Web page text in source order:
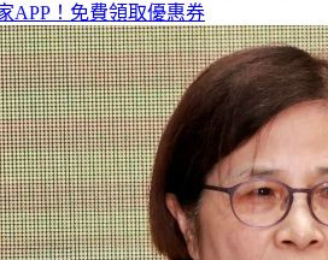
APP！免費領取優惠券